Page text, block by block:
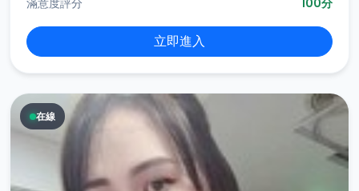
滿意度評分 100分
立即進入
在線